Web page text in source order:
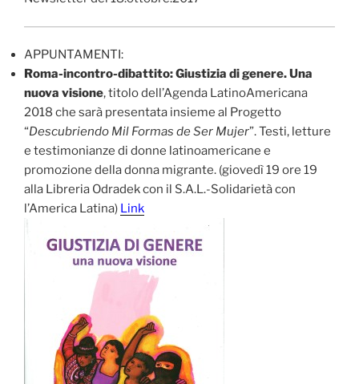
APPUNTAMENTI:
Roma-incontro-dibattito: Giustizia di genere. Una
nuova visione, titolo dell’Agenda LatinoAmericana
2018 che sarà presentata insieme al Progetto
“Descubriendo Mil Formas de Ser Mujer”. Testi, letture
e testimonianze di donne latinoamericane e
promozione della donna migrante. (giovedì 19 ore 19
alla Libreria Odradek con il S.A.L.-Solidarietà con
l’America Latina) Link